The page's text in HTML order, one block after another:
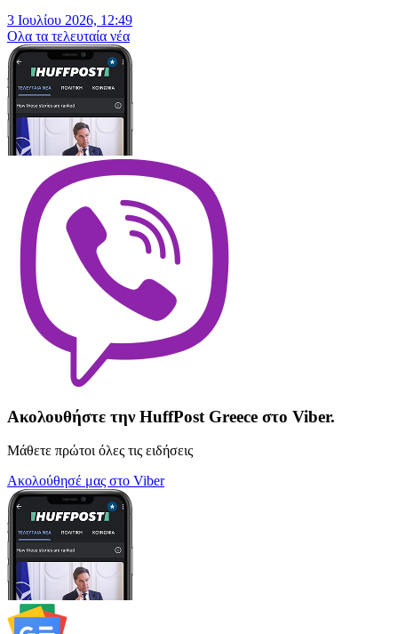
3 Ιουλίου 2026, 12:49
Oλα τα τελευταία νέα
Ακολουθήστε την HuffPost Greece στο Viber.
Μάθετε πρώτοι όλες τις ειδήσεις
Ακολούθησέ μας στο Viber